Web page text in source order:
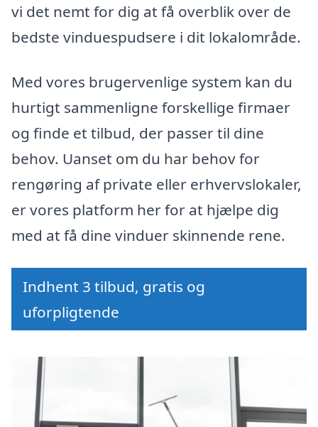
vi det nemt for dig at få overblik over de
bedste vinduespudsere i dit lokalområde.
Med vores brugervenlige system kan du
hurtigt sammenligne forskellige firmaer
og finde et tilbud, der passer til dine
behov. Uanset om du har behov for
rengøring af private eller erhvervslokaler,
er vores platform her for at hjælpe dig
med at få dine vinduer skinnende rene.
Indhent 3 tilbud, gratis og
uforpligtende